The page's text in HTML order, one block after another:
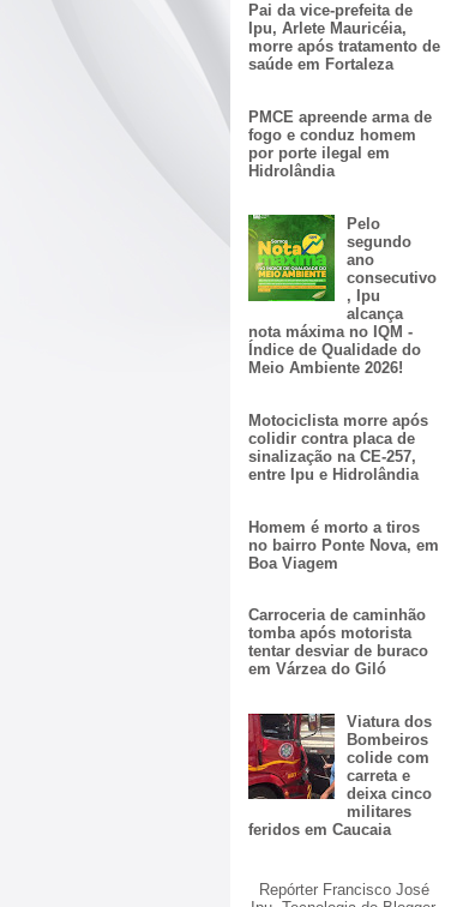
Pai da vice-prefeita de
Ipu, Arlete Mauricéia,
morre após tratamento de
saúde em Fortaleza
PMCE apreende arma de
fogo e conduz homem
por porte ilegal em
Hidrolândia
Pelo
segundo
ano
consecutivo
, Ipu
alcança
nota máxima no IQM -
Índice de Qualidade do
Meio Ambiente 2026!
Motociclista morre após
colidir contra placa de
sinalização na CE-257,
entre Ipu e Hidrolândia
Homem é morto a tiros
no bairro Ponte Nova, em
Boa Viagem
Carroceria de caminhão
tomba após motorista
tentar desviar de buraco
em Várzea do Giló
Viatura dos
Bombeiros
colide com
carreta e
deixa cinco
militares
feridos em Caucaia
Repórter Francisco José